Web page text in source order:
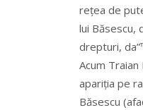
rețea de
lui Băsescu,
drepturi,
Acum
apariția pe
Băsescu